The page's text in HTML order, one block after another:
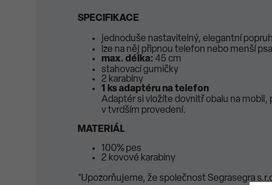
SPECIFIKACE
jednoduše nastavitelný, elegantní
lze na něj připnou telefon nebo menší
max. délka: 45 cm
stahovací gumičky
2 karabiny
1 ks adaptéru na telefon
Adaptér si vložíte dovnitř obalu na
v tvrdším provedení.
MATERIÁL
100% pes
2 kovové karabiny
*Upozorňujeme, že společnost Segrasegra